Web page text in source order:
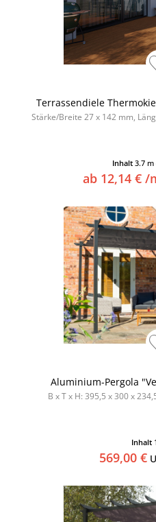
Terrassendiele
Stärke/Breite 27 x 142 mm,
Inhalt 3.7 m
ab 12,14 € /
Aluminium-Pergola
B x T x H: 395,5 x 300 x
Inhalt
569,00 €